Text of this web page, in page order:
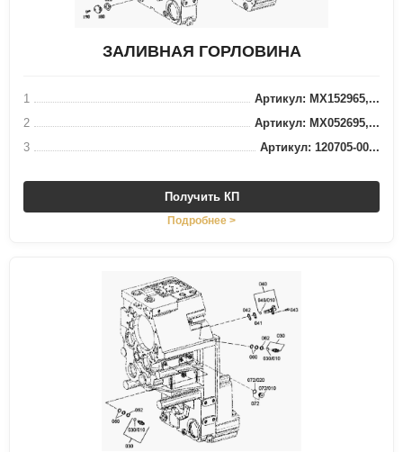
ЗАЛИВНАЯ ГОРЛОВИНА
1
Артикул: MX152965,...
2
Артикул: MX052695,...
3
Артикул: 120705-00...
Получить КП
Подробнее >